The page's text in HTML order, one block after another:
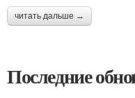
читать дальше →
Последние